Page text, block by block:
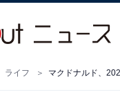
ライフ マクドナルド、